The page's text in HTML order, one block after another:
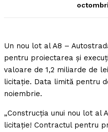
Un nou lot al A8 –
pentru proiectarea şi
valoare de 1,2 miliarde de
licitaţie. Data limită pentru
noiembrie.
„Construcţia unui nou lot al
licitaţie! Contractul pentru